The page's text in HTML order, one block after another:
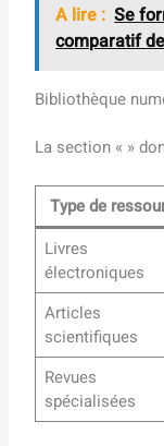
A lire : Se
comparatif
Bibliothèque
La section « »
Type de
Livres
électroniques
Articles
scientifiques
Revues
spécialisées